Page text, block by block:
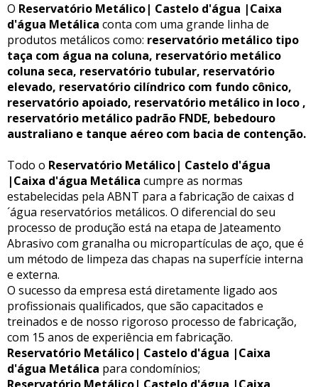
O Reservatório Metálico| Castelo d'água |Caixa
d'água Metálica conta com uma grande linha de
produtos metálicos como: reservatório metálico tipo
taça com água na coluna, reservatório metálico
coluna seca, reservatório tubular, reservatório
elevado, reservatório cilíndrico com fundo cônico,
reservatório apoiado, reservatório metálico in loco ,
reservatório metálico padrão FNDE, bebedouro
australiano e tanque aéreo com bacia de contenção.
Todo o Reservatório Metálico| Castelo d'água
|Caixa d'água Metálica cumpre as normas
estabelecidas pela ABNT para a fabricação de caixas d
´água reservatórios metálicos. O diferencial do seu
processo de produção está na etapa de Jateamento
Abrasivo com granalha ou micropartículas de aço, que é
um método de limpeza das chapas na superfície interna
e externa.
O sucesso da empresa está diretamente ligado aos
profissionais qualificados, que são capacitados e
treinados e de nosso rigoroso processo de fabricação,
com 15 anos de experiência em fabricação.
Reservatório Metálico| Castelo d'água |Caixa
d'água Metálica para condomínios;